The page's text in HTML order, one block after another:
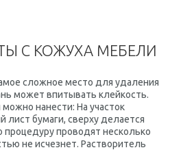
С КОЖУХА МЕБЕЛИ
сложное место для удаления
может впитывать клейкость.
нанести: На участок
лист бумаги, сверху делается
процедуру проводят несколько
не исчезнет. Растворитель